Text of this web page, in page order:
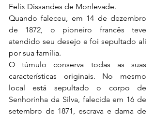
Felix Dissandes de Monlevade.
Quando faleceu, em 14 de dezembro
de 1872, o pioneiro francês teve
atendido seu desejo e foi sepultado ali
por sua família.
O túmulo conserva todas as suas
características originais. No mesmo
local está sepultado o corpo de
Senhorinha da Silva, falecida em 16 de
setembro de 1871, escrava e dama de